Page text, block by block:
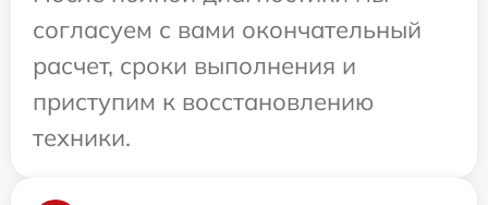
согласуем с вами окончательный
расчет, сроки выполнения и
приступим к восстановлению
техники.